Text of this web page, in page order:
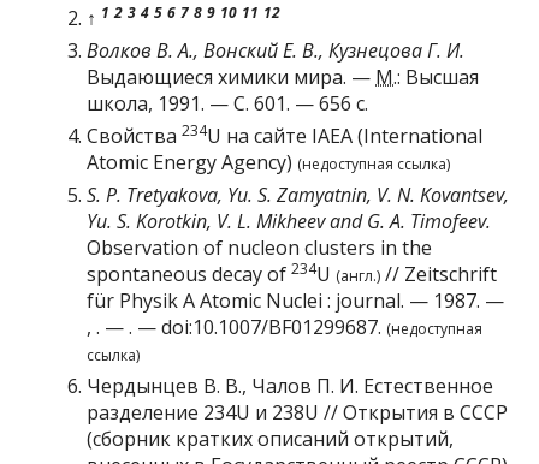
↑ 1 2 3 4 5 6 7 8 9 10 11 12
Волков В. А., Вонский Е. В., Кузнецова Г. И.
Выдающиеся химики мира. — М.: Высшая
школа, 1991. — С. 601. — 656 с.
Свойства234U на сайте IAEA (International
Atomic Energy Agency) (недоступная ссылка)
S. P. Tretyakova, Yu. S. Zamyatnin, V. N. Kovantsev,
Yu. S. Korotkin, V. L. Mikheev and G. A. Timofeev.
Observation of nucleon clusters in the
spontaneous decay of234U (англ.) // Zeitschrift
für Physik AAtomic Nuclei : journal. — 1987. —
, . — . —doi:10.1007/BF01299687. (недоступная
ссылка)
Чердынцев В. В., Чалов П. И. Естественное
разделение 234U и 238U // Открытия в СССР
(сборник кратких описаний открытий,